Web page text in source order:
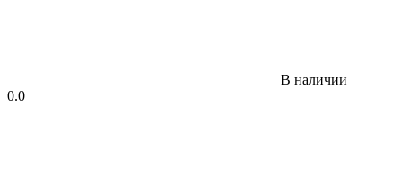
В наличии
0.0